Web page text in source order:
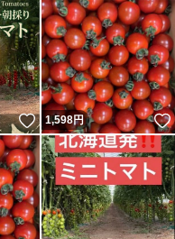
いいね！
1,598円